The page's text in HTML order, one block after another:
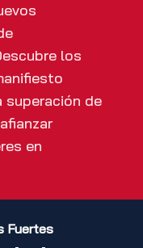
los
superación de
en
Fuertes